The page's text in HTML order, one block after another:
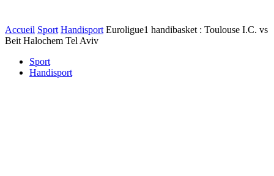
Accueil Sport Handisport Euroligue1 handibasket : Toulouse I.C. vs
Beit Halochem Tel Aviv
Sport
Handisport